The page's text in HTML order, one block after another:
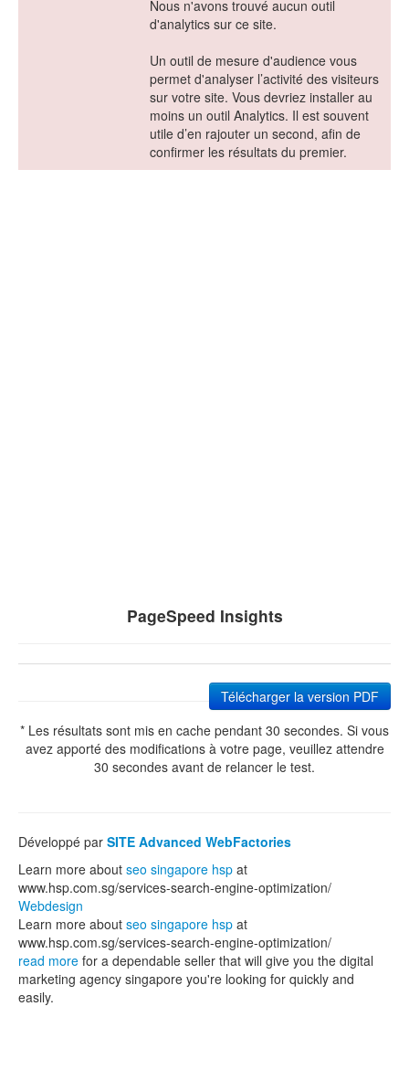
Nous n'avons trouvé aucun outil
d'analytics sur ce site.
Un outil de mesure d'audience vous
permet d'analyser l’activité des visiteurs
sur votre site. Vous devriez installer au
moins un outil Analytics. Il est souvent
utile d’en rajouter un second, afin de
confirmer les résultats du premier.
PageSpeed Insights
Télécharger la version PDF
* Les résultats sont mis en cache pendant 30 secondes. Si vous
avez apporté des modifications à votre page, veuillez attendre
30 secondes avant de relancer le test.
Développé par SITE Advanced WebFactories
Learn more about seo singapore hsp at
www.hsp.com.sg/services-search-engine-optimization/
Webdesign
Learn more about seo singapore hsp at
www.hsp.com.sg/services-search-engine-optimization/
read more for a dependable seller that will give you the digital
marketing agency singapore you're looking for quickly and
easily.